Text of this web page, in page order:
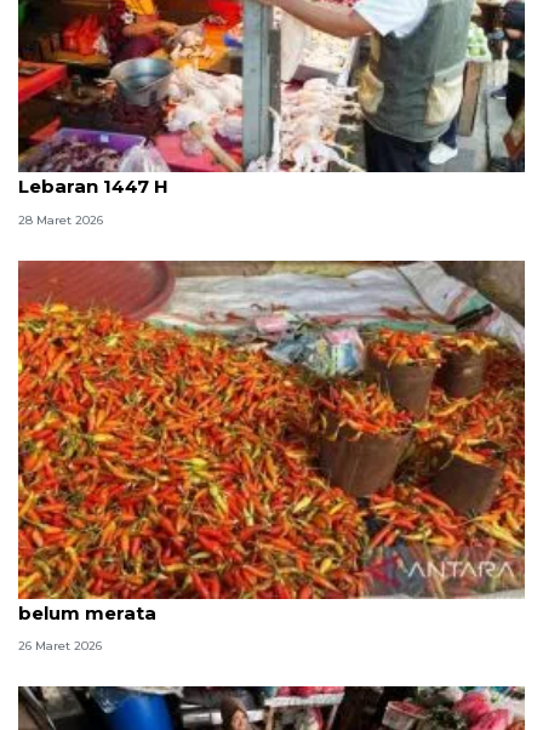
Bapanas pastikan pasokan pangan terjaga pasca
Lebaran 1447 H
28 Maret 2026
Pengamat: Harga cabai turun sinyal positif meski
belum merata
26 Maret 2026